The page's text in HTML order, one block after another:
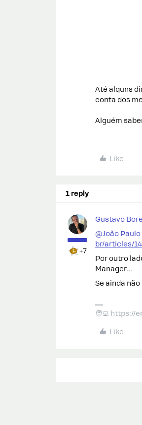
Até alguns
conta dos
Alguém
Like
1 reply
+7
Gustavo
@João
br/articles/
Por outro
Manager…
Se ainda
🧑‍💻 https://
Like